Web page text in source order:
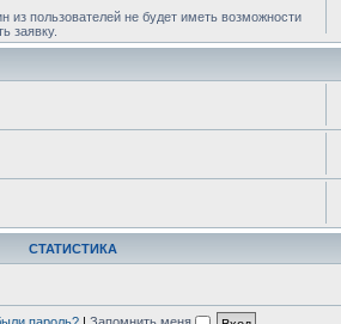
пользователей не будет иметь возможности
заявку.
СТАТИСТИКА